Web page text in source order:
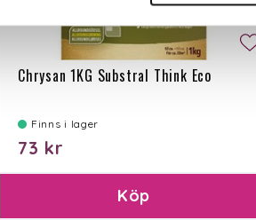
Chrysan 1KG Substral Think Eco
Finns i lager
73 kr
Köp